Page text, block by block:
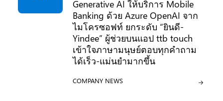
Generative AI ให้บริการ Mobile
Banking ด้วย Azure OpenAI จาก
ไมโครซอฟท์ ยกระดับ “ยินดี-
Yindee” ผู้ช่วยบนแอป ttb touch
เข้าใจภาษามนุษย์ตอบทุกคำถาม
ได้เร็ว-แม่นยำมากขึ้น
ประเภท:
COMPANY NEWS